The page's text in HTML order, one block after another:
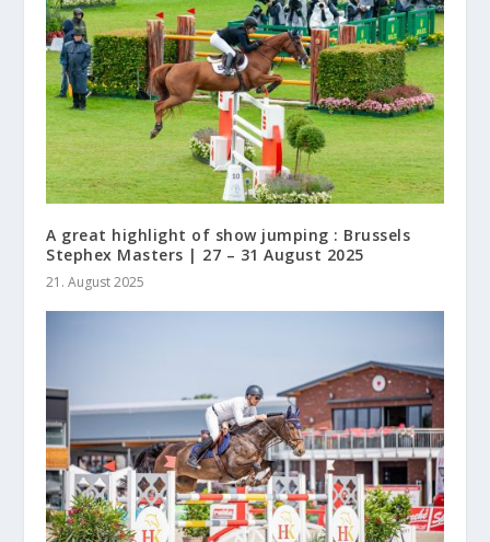
A great highlight of show jumping : Brussels
Stephex Masters | 27 – 31 August 2025
21. August 2025